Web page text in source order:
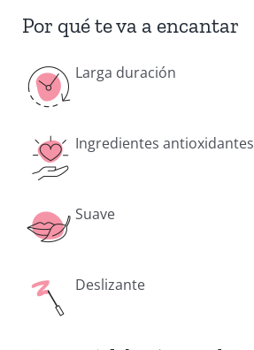
Por qué te va a encantar
Larga duración
Ingredientes antioxidantes
Suave
Deslizante